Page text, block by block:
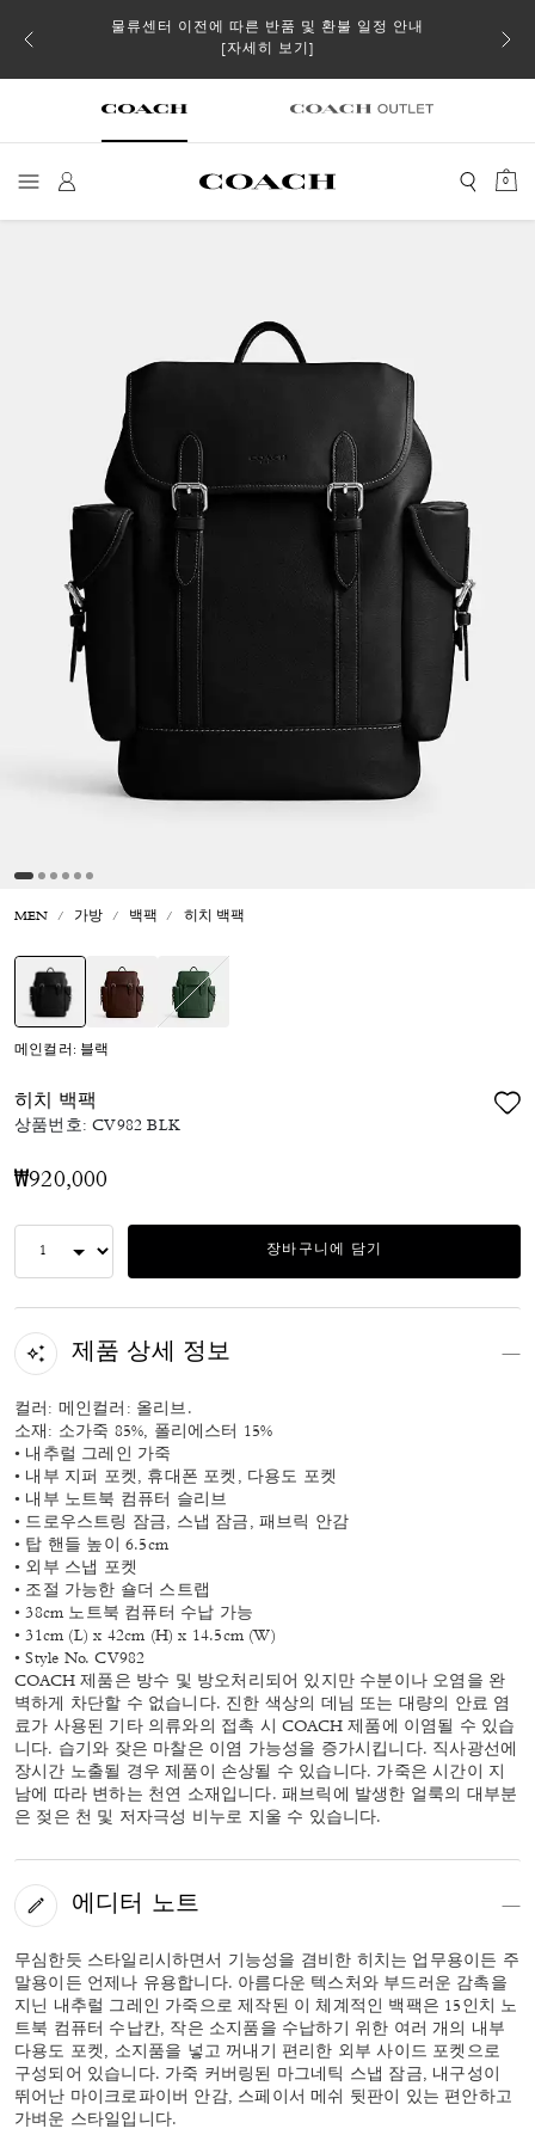
스트
물류센터 이전에 따른 반품 및 환불 일정 안내
[자세히 보기]
일부
0
MEN 가방 백팩 히치 백팩
메인컬러: 블랙
히치 백팩
상품번호:CV982 BLK
₩920,000
장바구니에 담기
제품 상세 정보
컬러: 메인컬러: 올리브.
소재: 소가죽 85%, 폴리에스터 15%
• 내추럴 그레인 가죽
• 내부 지퍼 포켓, 휴대폰 포켓, 다용도 포켓
• 내부 노트북 컴퓨터 슬리브
• 드로우스트링 잠금, 스냅 잠금, 패브릭 안감
• 탑 핸들 높이 6.5cm
• 외부 스냅 포켓
• 조절 가능한 숄더 스트랩
• 38cm 노트북 컴퓨터 수납 가능
• 31cm (L) x 42cm (H) x 14.5cm (W)
• Style No. CV982
COACH 제품은 방수 및 방오처리되어 있지만 수분이나 오염을 완
벽하게 차단할 수 없습니다. 진한 색상의 데님 또는 대량의 안료 염
료가 사용된 기타 의류와의 접촉 시 COACH 제품에 이염될 수 있습
니다. 습기와 잦은 마찰은 이염 가능성을 증가시킵니다. 직사광선에
장시간 노출될 경우 제품이 손상될 수 있습니다. 가죽은 시간이 지
남에 따라 변하는 천연 소재입니다. 패브릭에 발생한 얼룩의 대부분
은 젖은 천 및 저자극성 비누로 지울 수 있습니다.
에디터 노트
무심한듯 스타일리시하면서 기능성을 겸비한 히치는 업무용이든 주
말용이든 언제나 유용합니다. 아름다운 텍스처와 부드러운 감촉을
지닌 내추럴 그레인 가죽으로 제작된 이 체계적인 백팩은 15인치 노
트북 컴퓨터 수납칸, 작은 소지품을 수납하기 위한 여러 개의 내부
다용도 포켓, 소지품을 넣고 꺼내기 편리한 외부 사이드 포켓으로
구성되어 있습니다. 가죽 커버링된 마그네틱 스냅 잠금, 내구성이
뛰어난 마이크로파이버 안감, 스페이서 메쉬 뒷판이 있는 편안하고
가벼운 스타일입니다.